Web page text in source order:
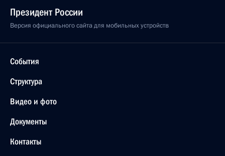
Президент России
Версия официального сайта для мобильных устройств
События
Структура
Видео и фото
Документы
Контакты